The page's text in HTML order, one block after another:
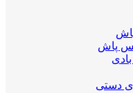
پاش
دستی